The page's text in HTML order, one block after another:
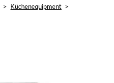
> Küchenequipment >